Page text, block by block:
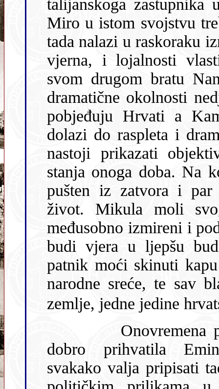
talijanskoga zastupnika u Porečkom saboru, dok Jelkin brat
Miro u istom svojstvu treba sastupati istarske Hrvate.
tada nalazi u raskoraku između
vjerna, i lojalnosti
svom drugom bratu
dramatične okolnosti nedjeljnih političkih izbora, nakon čega
pobjeđuju Hrvati a Kamilo biva uhićen. U
dolazi do raspleta i
nastoji prikazati
stanja onoga doba. Na
pušten iz zatvora i par ponovno može nastaviti zajednički
život. Mikula moli svoga sina za
međusobno izmireni i
budi vjera u ljepšu
patnik moći skinuti kapu i pokloniti se pred veličinom svoje
narodne sreće, te sav blažen i uznesen pasti
zemlje, jedne jedine
dobro prihvatila
svakako valja pripisati tadašnjim društveno-